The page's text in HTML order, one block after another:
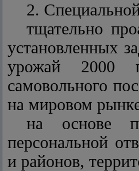
2.
тщательно
установленных
урожай 2000
самовольного
на мировом
на основе
персональной
и районов,